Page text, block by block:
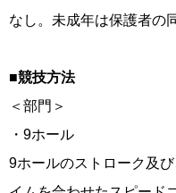
なし。未成年は保護者の
■競技方法
＜部門＞
・9ホール
9ホールのストローク及